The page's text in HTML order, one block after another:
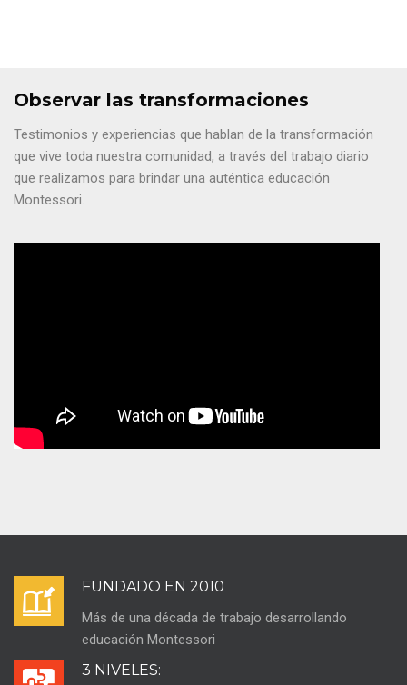
Observar las transformaciones
Testimonios y experiencias que hablan de la transformación
que vive toda nuestra comunidad, a través del trabajo diario
que realizamos para brindar una auténtica educación
Montessori.
FUNDADO EN 2010
Más de una década de trabajo desarrollando
educación Montessori
3 NIVELES: